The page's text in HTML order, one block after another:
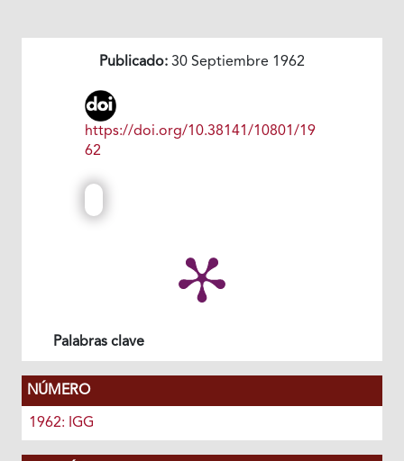
Publicado: 30 Septiembre 1962
https://doi.org/10.38141/10801/19
62
Palabras clave
NÚMERO
1962: IGG